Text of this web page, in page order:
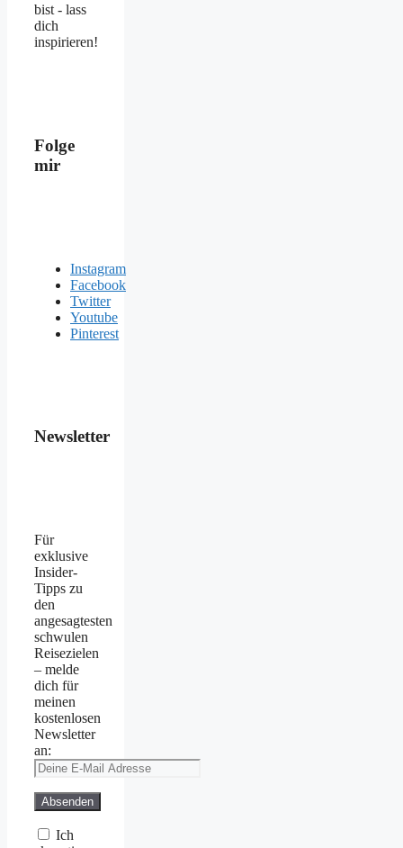
bist - lass
dich
inspirieren!
Folge
mir
Instagram
Facebook
Twitter
Youtube
Pinterest
Newsletter
Für
exklusive
Insider-
Tipps zu
den
angesagtesten
schwulen
Reisezielen
– melde
dich für
meinen
kostenlosen
Newsletter
an:
Ich